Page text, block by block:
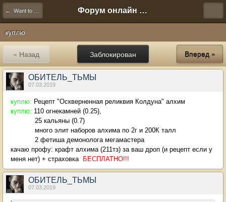
← Want to Buy Форум онлайн игры "Новая Эра" (Нюра Биз)
куплю
Заблокирован
« Назад Вперед »
ОБИТЕЛЬ_ТЬМЫ
07.03.2019
куплю: Рецепт "Оскверненная реликвия Колдуна" алхим
куплю: 110 огнекамней (0.25),
25 кальяны (0.7)
много элит наборов алхима по 2г и 200К талл
2 фетиша демонолога мегамастера
качаю профу: крафт алхима (211тз) за ваш дроп (и рецепт если у
меня нет) + страховка БЕСПЛАТНО!!!
ОБИТЕЛЬ_ТЬМЫ
07.03.2019